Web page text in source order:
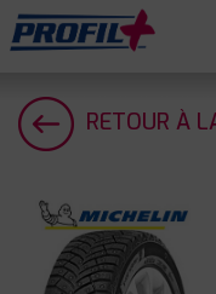
RETOUR À